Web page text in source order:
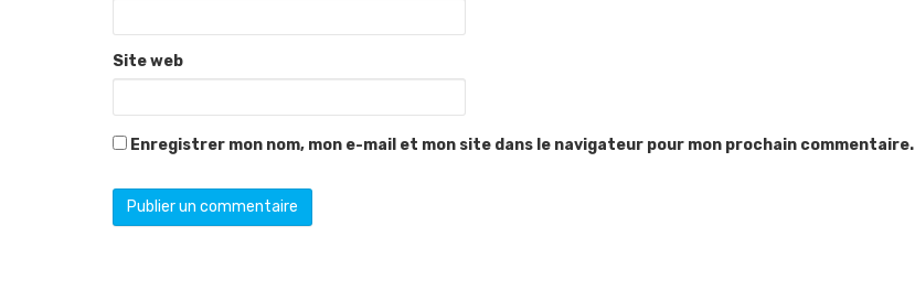
Site web
Enregistrer mon nom, mon e-mail et mon site dans le navigateur pour mon prochain commentaire.